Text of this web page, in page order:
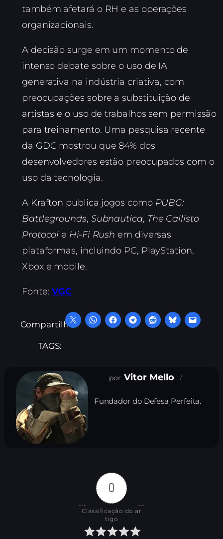
também afetará o RH e as operações
organizacionais.
A decisão surge em um momento de
intenso debate sobre o uso de IA
generativa na indústria criativa, com
preocupações sobre a substituição de
artistas e o uso de trabalhos sem permissão
para treinamento. Uma pesquisa recente
da GDC mostrou que 84% dos
desenvolvedores estão preocupados com o
uso da tecnologia.
A Krafton publica jogos como PUBG:
Battlegrounds, Subnautica, The Callisto
Protocol e Hi-Fi Rush em diversas
plataformas, incluindo PC, PlayStation,
Xbox e mobile.
Fonte:VGC
Compartilhe:
TAGS:
Vitor Mello
Fundador do Defesa Perfeita.
0
Classificação do ar
tigo